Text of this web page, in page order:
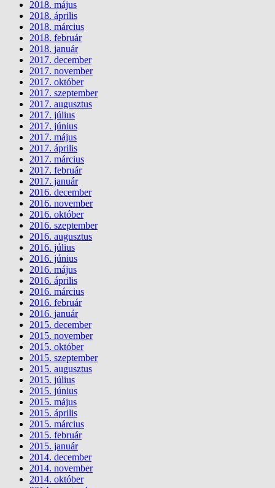
2018. május
2018. április
2018. március
2018. február
2018. január
2017. december
2017. november
2017. október
2017. szeptember
2017. augusztus
2017. július
2017. június
2017. május
2017. április
2017. március
2017. február
2017. január
2016. december
2016. november
2016. október
2016. szeptember
2016. augusztus
2016. július
2016. június
2016. május
2016. április
2016. március
2016. február
2016. január
2015. december
2015. november
2015. október
2015. szeptember
2015. augusztus
2015. július
2015. június
2015. május
2015. április
2015. március
2015. február
2015. január
2014. december
2014. november
2014. október